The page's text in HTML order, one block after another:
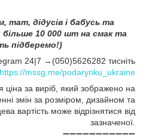
тат, дідусів і бабусь та
10 000 шт на смак та
підберемо!)
24|7 →(050)5626282 тисніть
https://mssg.me/podarynku_ukraine
ціна за виріб, який зображено на
змін за розміром, дизайном та
вартість може відрізнятися від
зазначеної.
➖➖➖➖➖➖➖➖➖➖➖